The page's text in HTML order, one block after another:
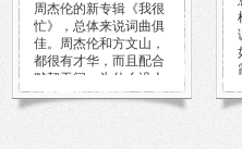
周杰伦的新专辑《我很
忙》，总体来说词曲俱
佳。周杰伦和方文山，
都很有才华，而且配合
默契无间。为什么没人
萌他们俩的 […]